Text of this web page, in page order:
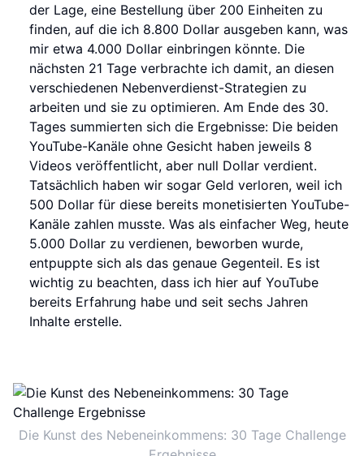
der Lage, eine Bestellung über 200 Einheiten zu
finden, auf die ich 8.800 Dollar ausgeben kann, was
mir etwa 4.000 Dollar einbringen könnte. Die
nächsten 21 Tage verbrachte ich damit, an diesen
verschiedenen Nebenverdienst-Strategien zu
arbeiten und sie zu optimieren. Am Ende des 30.
Tages summierten sich die Ergebnisse: Die beiden
YouTube-Kanäle ohne Gesicht haben jeweils 8
Videos veröffentlicht, aber null Dollar verdient.
Tatsächlich haben wir sogar Geld verloren, weil ich
500 Dollar für diese bereits monetisierten YouTube-
Kanäle zahlen musste. Was als einfacher Weg, heute
5.000 Dollar zu verdienen, beworben wurde,
entpuppte sich als das genaue Gegenteil. Es ist
wichtig zu beachten, dass ich hier auf YouTube
bereits Erfahrung habe und seit sechs Jahren
Inhalte erstelle.
Die Kunst des Nebeneinkommens: 30 Tage Challenge